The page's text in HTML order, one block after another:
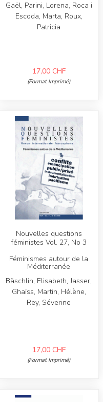
Gaël, Parini, Lorena, Roca i
Escoda, Marta, Roux,
Patricia
17,00 CHF
(Format Imprimé)
Nouvelles questions
féministes Vol. 27, No 3
Féminismes autour de la
Méditerranée
Bäschlin, Elisabeth, Jasser,
Ghaïss, Martin, Hélène,
Rey, Séverine
17,00 CHF
(Format Imprimé)